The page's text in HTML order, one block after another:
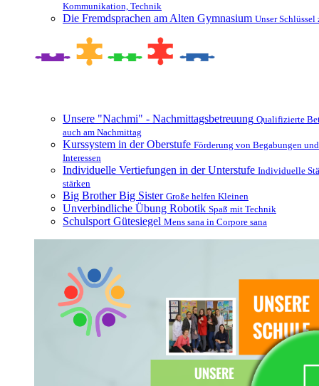
Kommunikation, Technik
Die Fremdsprachen am Alten Gymnasium Unser Schlüssel
Unsere "Nachmi" - Nachmittagsbetreuung Qualifizierte
auch am Nachmittag
Kurssystem in der Oberstufe Förderung von Begabungen und
Interessen
Individuelle Vertiefungen in der Unterstufe Individuelle
stärken
Big Brother Big Sister Große helfen Kleinen
Unverbindliche Übung Robotik Spaß mit Technik
Schulsport Gütesiegel Mens sana in Corpore sana